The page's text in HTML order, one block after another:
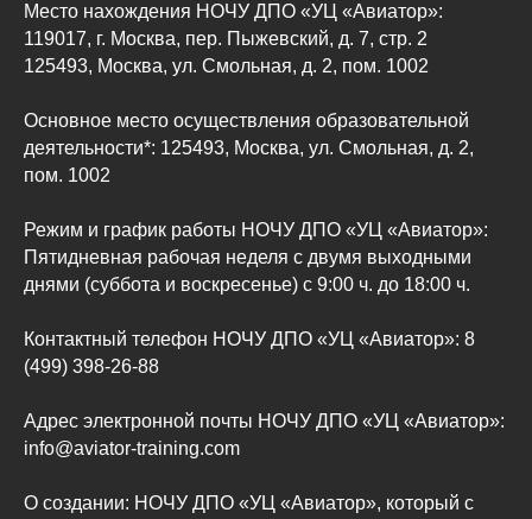
Место нахождения НОЧУ ДПО «УЦ «Авиатор»:
119017, г. Москва, пер. Пыжевский, д. 7, стр. 2
125493, Москва, ул. Смольная, д. 2, пом. 1002
Основное место осуществления образовательной
деятельности*: 125493, Москва, ул. Смольная, д. 2,
пом. 1002
Режим и график работы НОЧУ ДПО «УЦ «Авиатор»:
Пятидневная рабочая неделя с двумя выходными
днями (суббота и воскресенье) с 9:00 ч. до 18:00 ч.
Контактный телефон НОЧУ ДПО «УЦ «Авиатор»: 8
(499) 398-26-88
Адрес электронной почты НОЧУ ДПО «УЦ «Авиатор»:
info@aviator-training.com
О создании: НОЧУ ДПО «УЦ «Авиатор», который с